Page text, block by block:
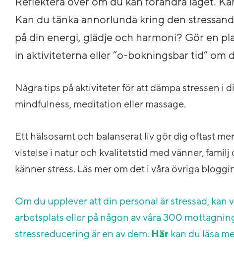
Kan du tänka annorlunda kring den
på din energi, glädje och harmoni? Gör en
in aktiviteterna eller ”o-bokningsbar tid” om
Några tips på aktiviteter för att dämpa stressen i
mindfulness, meditation eller massage.
Ett hälsosamt och balanserat liv gör dig oftast
vistelse i natur och kvalitetstid med vänner,
känner stress. Läs mer om det i våra övriga
Om du upplever att din personal är stressad, kan
arbetsplats eller på någon av våra 300
stressreducering är en av dem. Härkan du läsa